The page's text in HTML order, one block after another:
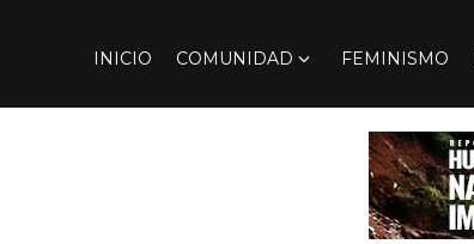
INICIO COMUNIDAD FEMINISMO